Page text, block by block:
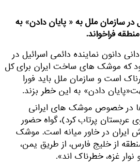
در سازمان ملل به « پایان دادن» به
فراخواند.
دانون نماینده دائمی اسرائیل در
که موشک های ساخت ایران برای کل
است و سازمان ملل باید فورا
دادن» به این خطر بزند.
در خصوص موشک های ایرانی
پرتاب کرد)، گواه حضور
ایران در خاور میانه است. موشک
از خلیج فارس، از طریق یمن،
نوار غزه، خطرناک اند».